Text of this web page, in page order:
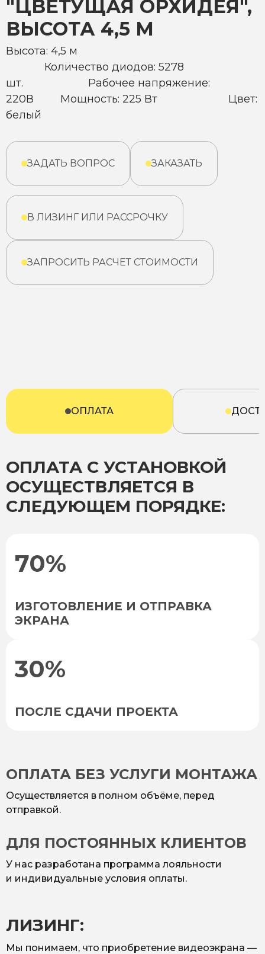
"ЦВЕТУЩАЯ ОРХИДЕЯ",
ВЫСОТА 4,5 М
Высота: 4,5 м
Количество диодов: 5278
шт. Рабочее напряжение:
220В Мощность: 225 Вт Цвет:
белый
ЗАДАТЬ ВОПРОС ЗАКАЗАТЬ
В ЛИЗИНГ ИЛИ РАССРОЧКУ
ЗАПРОСИТЬ РАСЧЕТ СТОИМОСТИ
ОПЛАТА
ОПЛАТА С УСТАНОВКОЙ
ОСУЩЕСТВЛЯЕТСЯ В
СЛЕДУЮЩЕМ ПОРЯДКЕ:
70%
ИЗГОТОВЛЕНИЕ И ОТПРАВКА
ЭКРАНА
30%
ПОСЛЕ СДАЧИ ПРОЕКТА
ОПЛАТА БЕЗ УСЛУГИ МОНТАЖА
Осуществляется в полном объёме, перед
отправкой.
ДЛЯ ПОСТОЯННЫХ КЛИЕНТОВ
У нас разработана программа лояльности
и индивидуальные условия оплаты.
ЛИЗИНГ:
Мы понимаем, что приобретение видеоэкрана —